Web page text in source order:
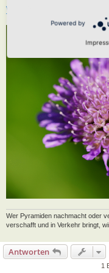
www.hortus-netzwerk.de
Wer Pyramiden nachmacht oder
verschafft und in Verkehr bringt,
Antworten
1
Powered by